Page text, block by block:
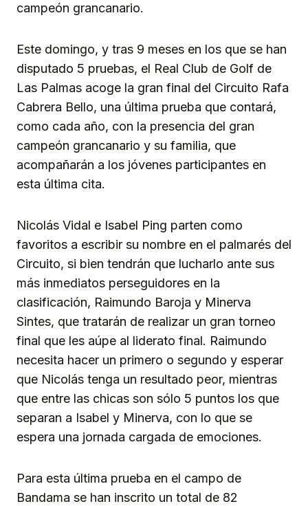
campeón grancanario.
Este domingo, y tras 9 meses en los que se han
disputado 5 pruebas, el Real Club de Golf de
Las Palmas acoge la gran final del Circuito Rafa
Cabrera Bello, una última prueba que contará,
como cada año, con la presencia del gran
campeón grancanario y su familia, que
acompañarán a los jóvenes participantes en
esta última cita.
Nicolás Vidal e Isabel Ping parten como
favoritos a escribir su nombre en el palmarés del
Circuito, si bien tendrán que lucharlo ante sus
más inmediatos perseguidores en la
clasificación, Raimundo Baroja y Minerva
Sintes, que tratarán de realizar un gran torneo
final que les aúpe al liderato final. Raimundo
necesita hacer un primero o segundo y esperar
que Nicolás tenga un resultado peor, mientras
que entre las chicas son sólo 5 puntos los que
separan a Isabel y Minerva, con lo que se
espera una jornada cargada de emociones.
Para esta última prueba en el campo de
Bandama se han inscrito un total de 82